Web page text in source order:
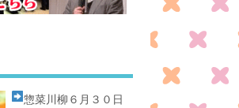
惣菜川柳 ６月３０日